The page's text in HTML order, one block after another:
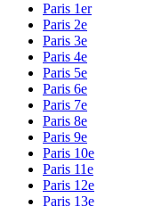
Paris 1er
Paris 2e
Paris 3e
Paris 4e
Paris 5e
Paris 6e
Paris 7e
Paris 8e
Paris 9e
Paris 10e
Paris 11e
Paris 12e
Paris 13e